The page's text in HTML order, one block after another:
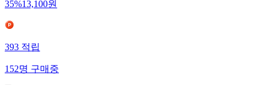
35%13,100원
393적립
152명구매중